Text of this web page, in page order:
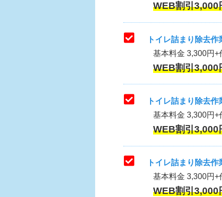
WEB割引
トイレ詰まり除去作
基本料金 3,300円+
WEB割引
トイレ詰まり除去
基本料金 3,300円+
WEB割引
トイレ詰まり除去
基本料金 3,300円+
WEB割引